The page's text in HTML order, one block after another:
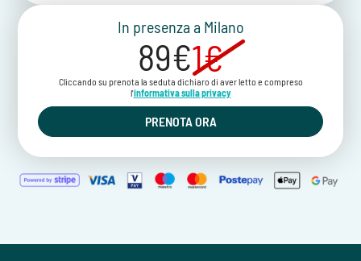
In presenza a Milano
89€1€
Cliccando su prenota la seduta dichiaro di aver letto e compreso
l'informativa sulla privacy
PRENOTA ORA